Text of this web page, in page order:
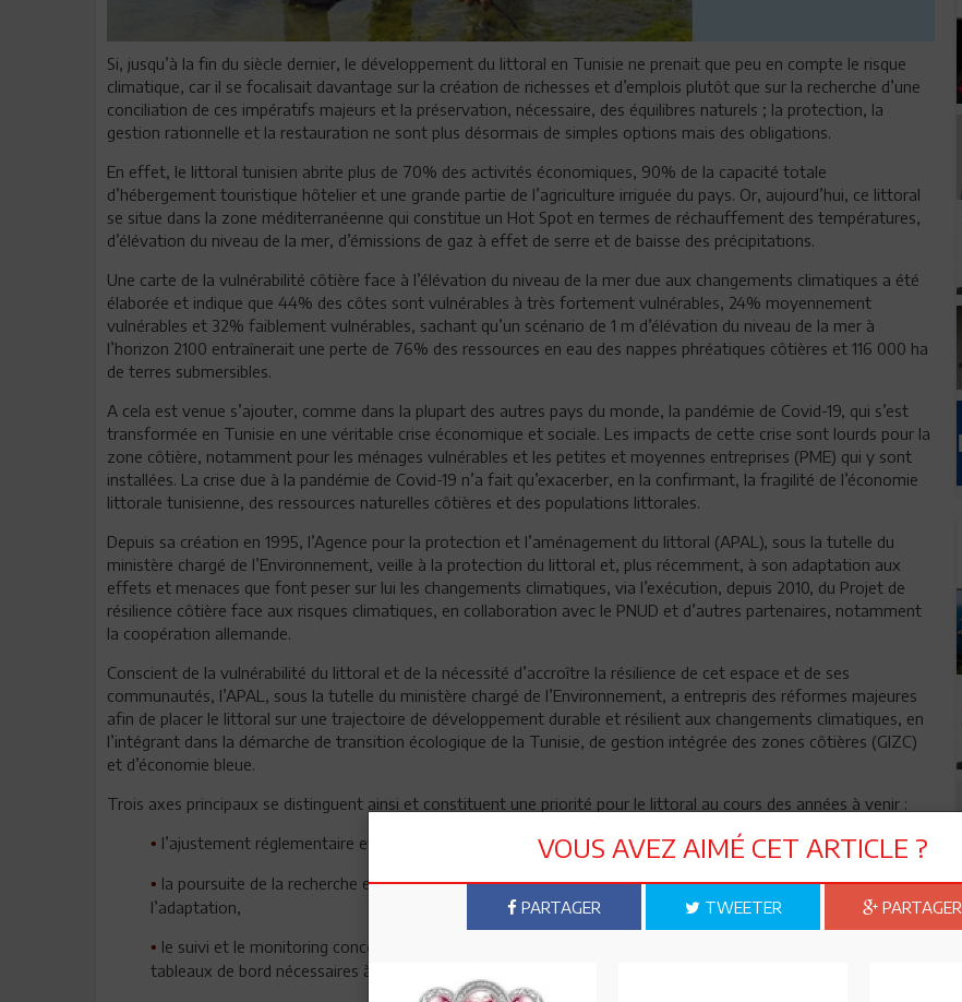
Si, jusqu’à la fin du siècle dernier, le développement du littoral en Tunisie ne prenait que peu en compte le risque
climatique, car il se focalisait davantage sur la création de richesses et d’emplois plutôt que sur la recherche d’une
conciliation de ces impératifs majeurs et la préservation, nécessaire, des équilibres naturels ; la protection, la
gestion rationnelle et la restauration ne sont plus désormais de simples options mais des obligations.
En effet, le littoral tunisien abrite plus de 70% des activités économiques, 90% de la capacité totale
d’hébergement touristique hôtelier et une grande partie de l’agriculture irriguée du pays. Or, aujourd’hui, ce littoral
se situe dans la zone méditerranéenne qui constitue un Hot Spot en termes de réchauffement des températures,
d’élévation du niveau de la mer, d’émissions de gaz à effet de serre et de baisse des précipitations.
Une carte de la vulnérabilité côtière face à l’élévation du niveau de la mer due aux changements climatiques a été
élaborée et indique que 44% des côtes sont vulnérables à très fortement vulnérables, 24% moyennement
vulnérables et 32% faiblement vulnérables, sachant qu’un scénario de 1 m d’élévation du niveau de la mer à
l’horizon 2100 entraînerait une perte de 76% des ressources en eau des nappes phréatiques côtières et 116 000 ha
de terres submersibles.
A cela est venue s’ajouter, comme dans la plupart des autres pays du monde, la pandémie de Covid-19, qui s’est
transformée en Tunisie en une véritable crise économique et sociale. Les impacts de cette crise sont lourds pour la
zone côtière, notamment pour les ménages vulnérables et les petites et moyennes entreprises (PME) qui y sont
installées. La crise due à la pandémie de Covid-19 n’a fait qu’exacerber, en la confirmant, la fragilité de l’économie
littorale tunisienne, des ressources naturelles côtières et des populations littorales.
Depuis sa création en 1995, l’Agence pour la protection et l’aménagement du littoral (APAL), sous la tutelle du
ministère chargé de l’Environnement, veille à la protection du littoral et, plus récemment, à son adaptation aux
effets et menaces que font peser sur lui les changements climatiques, via l’exécution, depuis 2010, du Projet de
résilience côtière face aux risques climatiques, en collaboration avec le PNUD et d’autres partenaires, notamment
la coopération allemande.
Conscient de la vulnérabilité du littoral et de la nécessité d’accroître la résilience de cet espace et de ses
communautés, l’APAL, sous la tutelle du ministère chargé de l’Environnement, a entrepris des réformes majeures
afin de placer le littoral sur une trajectoire de développement durable et résilient aux changements climatiques, en
l’intégrant dans la démarche de transition écologique de la Tunisie, de gestion intégrée des zones côtières (GIZC)
et d’économie bleue.
Trois axes principaux se distinguent ainsi et constituent une priorité pour le littoral au cours des années à venir :
• l’ajustement réglementaire et l’intégration du risque climatique dans les stratégies de développement,
• la poursuite de la recherche et de l’application de techniques innovantes douces pour permettre
l’adaptation,
• le suivi et le monitoring concernant la production de données scientifiques et techniques, d’indicateurs et
tableaux de bord nécessaires à la prise de décision en matière de planification spatiale du littoral.
VOUS AVEZ AIMÉ CET ARTICLE ?
PARTAGER TWEETER PARTAGER